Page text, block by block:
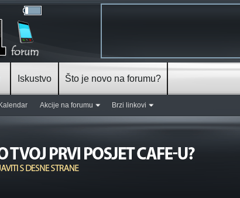
Kalendar Akcije na forumu Brzi linkovi
Iskustvo Što je novo na forumu?